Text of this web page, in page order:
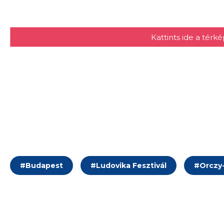
Kattints ide a
#Budapest #Ludovika Fesztivál #